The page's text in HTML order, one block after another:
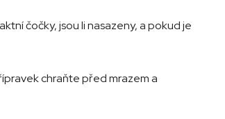
čočky, jsou li nasazeny, a pokud je
chraňte před mrazem a